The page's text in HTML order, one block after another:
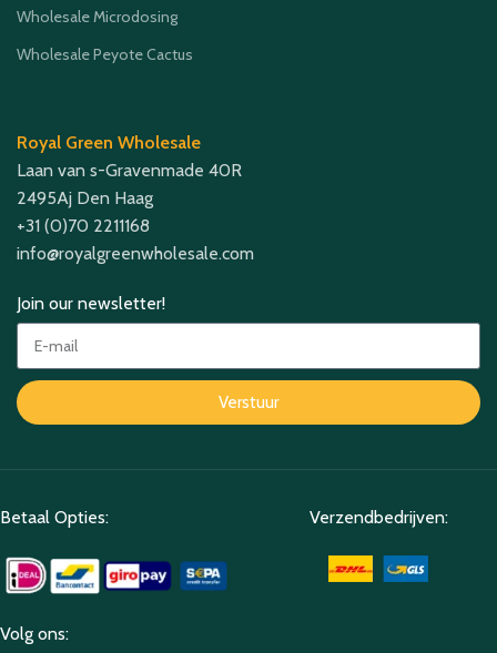
Wholesale Microdosing
Wholesale Peyote Cactus
Royal Green Wholesale
Laan van s-Gravenmade 40R
2495Aj Den Haag
+31 (0)70 2211168
info@royalgreenwholesale.com
Join our newsletter!
Verstuur
Betaal Opties: Verzendbedrijven:
Volg ons: